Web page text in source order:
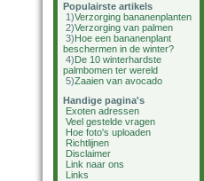
Populairste artikels
1)Verzorging bananenplanten
2)Verzorging van palmen
3)Hoe een bananenplant
beschermen in de winter?
4)De 10 winterhardste
palmbomen ter wereld
5)Zaaien van avocado
Handige pagina's
Exoten adressen
Veel gestelde vragen
Hoe foto's uploaden
Richtlijnen
Disclaimer
Link naar ons
Links